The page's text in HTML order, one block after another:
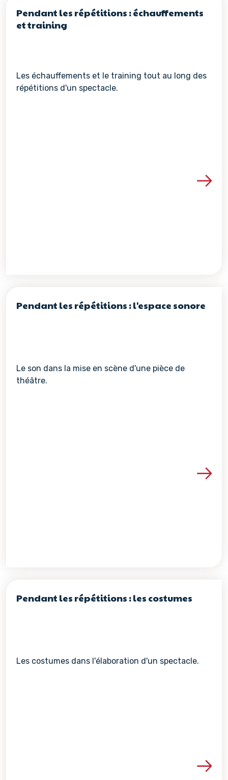
Pendant les répétitions : échauffements
et training
Les échauffements et le training tout au long des
répétitions d'un spectacle.
Voir les détails de la
Pendant les répétitions : l'espace sonore
Le son dans la mise en scène d'une pièce de
théâtre.
Voir les détails de la
Pendant les répétitions : les costumes
Les costumes dans l'élaboration d'un spectacle.
Voir les détails de la